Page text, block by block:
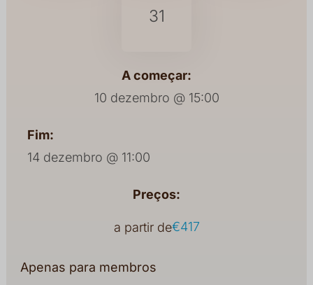
31
SEGUNDOS
A começar:
10 dezembro @ 15:00
Fim:
14 dezembro @ 11:00
Preços:
a partir de€417
Apenas para membros